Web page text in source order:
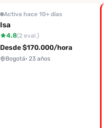
Activa hace 10+ días
Isa
4.8(2 eval.)
Desde $170.000/hora
Bogotá· 23 años